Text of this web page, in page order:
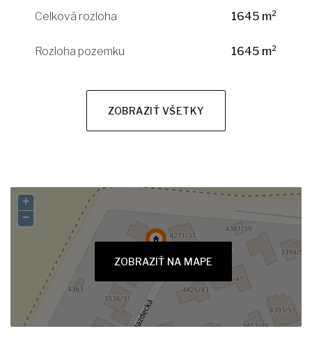
Celková rozloha 1645 m²
Rozloha pozemku 1645 m²
ZOBRAZIŤ VŠETKY
ZOBRAZIŤ NA MAPE
+
−